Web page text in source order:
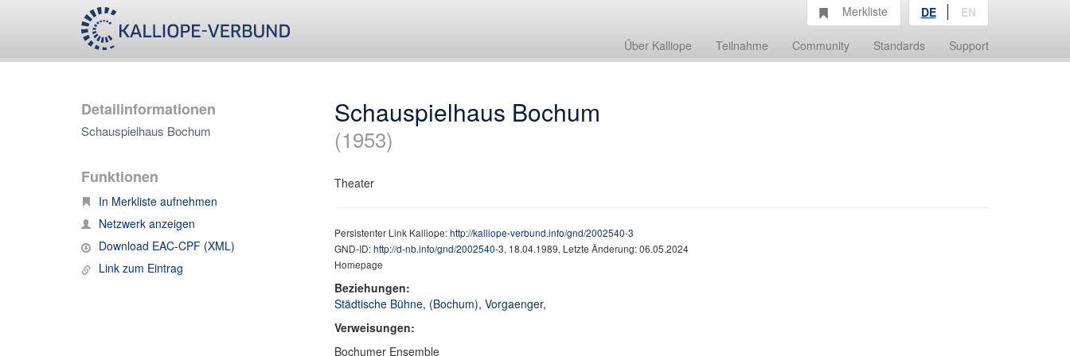
Über Kalliope Teilnahme Community Standards Support
Merkliste DE EN
Detailinformationen
Schauspielhaus Bochum
Funktionen
In Merkliste aufnehmen
Netzwerk anzeigen
Download EAC-CPF (XML)
Link zum Eintrag
Schauspielhaus Bochum
(1953)
Theater
Persistenter Link Kalliope:http://kalliope-verbund.info/gnd/2002540-3
GND-ID:http://d-nb.info/gnd/2002540-3, 18.04.1989, Letzte Änderung: 06.05.2024
Homepage
Beziehungen:
Städtische Bühne, (Bochum), Vorgaenger,
Verweisungen:
Bochumer Ensemble